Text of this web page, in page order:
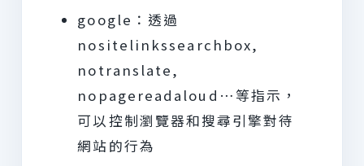
google：透過
nositelinkssearchbox,
notranslate,
nopagereadaloud…等指示，
可以控制瀏覽器和搜尋引擎對待
網站的行為